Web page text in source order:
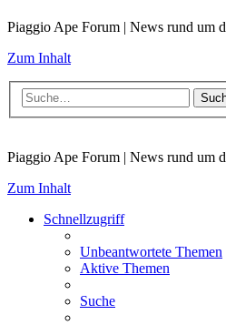
Piaggio Ape Forum | News rund um
Zum Inhalt
Piaggio Ape Forum | News rund um
Zum Inhalt
Schnellzugriff
Unbeantwortete Themen
Aktive Themen
Suche